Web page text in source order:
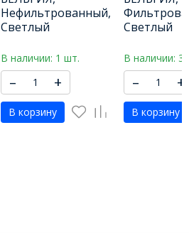
Нефильтрованный,
Светлый
В наличии: 1 шт.
– +
В корзину
Светлый
В наличии: 3
– +
В корзину